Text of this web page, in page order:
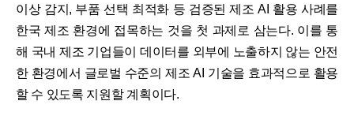
이상 감지, 부품 선택 최적화 등 검증된 제조 AI 활용 사례를
한국 제조 환경에 접목하는 것을 첫 과제로 삼는다. 이를 통
해 국내 제조 기업들이 데이터를 외부에 노출하지 않는 안전
한 환경에서 글로벌 수준의 제조 AI 기술을 효과적으로 활용
할 수 있도록 지원할 계획이다.